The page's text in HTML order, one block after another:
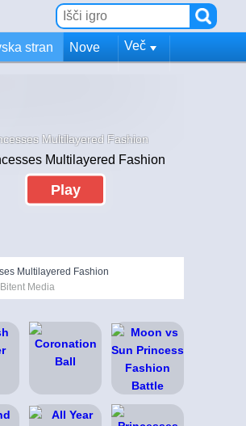
stran Nove Več
Multilayered Fashion
Play
Multilayered Fashion
Media